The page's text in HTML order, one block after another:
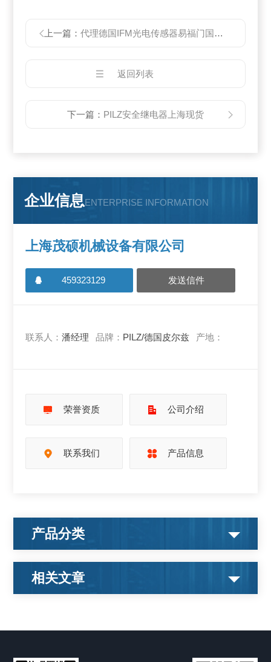
上一篇：代理德国IFM光电传感器易福门国内现货
返回列表
下一篇： PILZ安全继电器上海现货
企业信息ENTERPRISE INFORMATION
上海茂硕机械设备有限公司
459323129 发送信件
联系人：潘经理 品牌： PILZ/德国皮尔兹 产地：
荣誉资质 公司介绍
联系我们 产品信息
产品分类
相关文章